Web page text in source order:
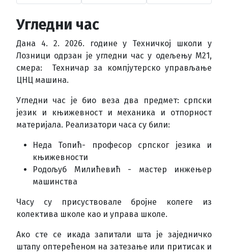
Угледни час
Дана 4. 2. 2026. године у Техничкој школи у
Лозници одрзан је угледни час у одељењу М21,
смера: Техничар за компјутерско управљање
ЦНЦ машина.
Угледни час је био веза два предмет: српски
језик и књижевност и механика и отпорност
материјала. Реализатори часа су били:
Неда Топић- професор српског језика и
књижевности
Родољуб Милићевић - мастер инжењер
машинства
Часу су присуствовале бројне колеге из
колектива школе као и управа школе.
Ако сте се икада запитали шта је заједничко
штапу оптерећеном на затезање или притисак и